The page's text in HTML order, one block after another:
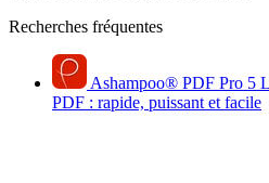
Recherches fréquentes
Ashampoo® PDF Pro 5
PDF : rapide, puissant et facile